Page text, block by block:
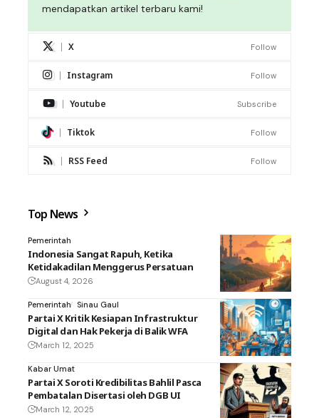
mendapatkan artikel terbaru kami!
X Follow
Instagram Follow
Youtube Subscribe
Tiktok Follow
RSS Feed Follow
Top News
Pemerintah
Indonesia Sangat Rapuh, Ketika
Ketidakadilan Menggerus Persatuan
August 4, 2026
Pemerintah Sinau Gaul
Partai X Kritik Kesiapan Infrastruktur
Digital dan Hak Pekerja di Balik WFA
March 12, 2025
Kabar Umat
Partai X Soroti Kredibilitas Bahlil Pasca
Pembatalan Disertasi oleh DGB UI
March 12, 2025